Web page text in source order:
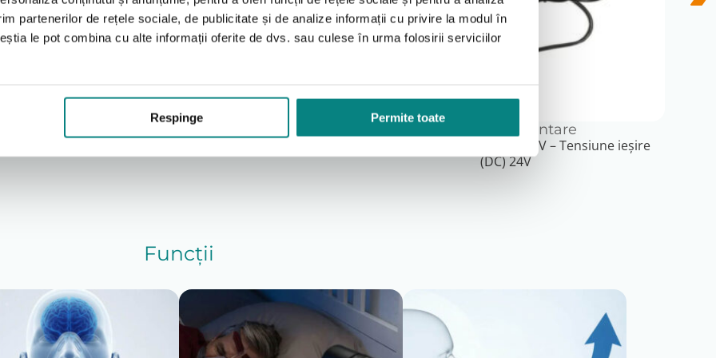
partenerilor de rețele sociale, de publicitate și de analize informații cu privire la modul în
le pot combina cu alte informații oferite de dvs. sau culese în urma folosirii serviciilor
Respinge Permite toate
pacientului;
respiratorii;
dedicate.
pe o suprafață stabilă.
și durabilitatea acestuia. Se recomandă curățarea componentelor conform instrucțiunilor producătorului,
Cablu de alimentare
Adaptor alimentare
Tensiune intrare (AC) 100-240V – Tensiune ieșire
(DC) 24V
Funcții